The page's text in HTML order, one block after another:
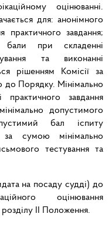
оцінюванні.
для: анонімного
практичного завдання;
бали при складенні
та виконанні
рішенням Комісії за
до Порядку. Мінімально
завдання
допустимого
бал іспиту
за сумою мінімально
тестування та
на посаду судді) до
оцінювання
ІІ Положення.